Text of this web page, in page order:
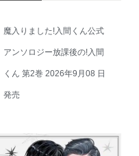
魔入りました!入間くん公式
アンソロジー放課後の!入間
くん 第2巻 2026年9月08 日
発売